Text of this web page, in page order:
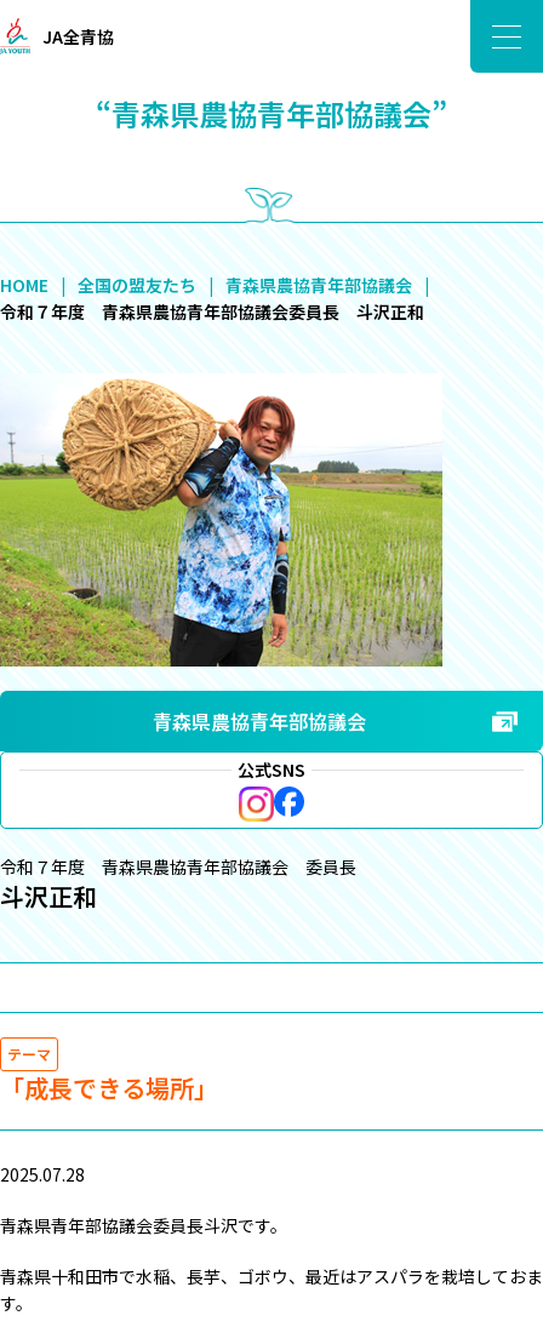
JA全青協
“青森県農協青年部協議会”
HOME 全国の盟友たち
青森県農協青年部協議会
令和７年度 青森県農協青年部協議会委員長 斗沢正和
青森県農協青年部協議会
公式SNS
令和７年度 青森県農協青年部協議会 委員長
斗沢正和
テーマ
「成長できる場所」
2025.07.28
青森県青年部協議会委員長斗沢です。
青森県十和田市で水稲、長芋、ゴボウ、最近はアスパラを栽培しておま
す。